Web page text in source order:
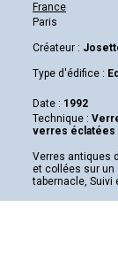
France
Paris
Créateur :
Type d'édifice :
Date : 1992
Technique :
verres éclatées
Verres antiques
et collées sur un
tabernacle, Suivi